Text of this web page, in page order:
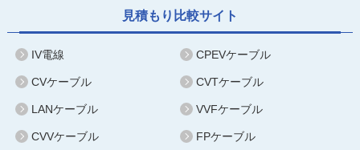
見積もり比較サイト
IV電線 CPEVケーブル
CVケーブル CVTケーブル
LANケーブル VVFケーブル
CVVケーブル FPケーブル